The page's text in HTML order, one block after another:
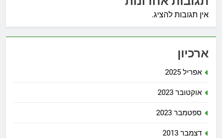
אין תגובות להציג.
ארכיון
אפריל 2025
אוקטובר 2023
ספטמבר 2023
דצמבר 2013